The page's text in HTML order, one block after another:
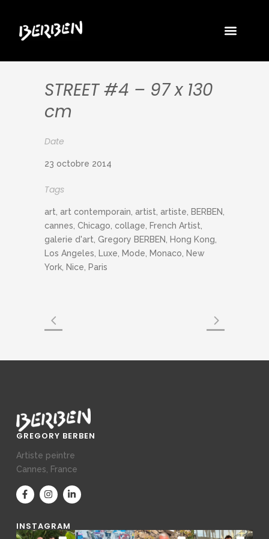
STREET #4 – 97 x 130
cm
Date
23 octobre 2014
Tags
art, art contemporain, artist, artiste, BERBEN,
cannes, Chicago, collage, French Artist,
galerie d'art, Gregory BERBEN, Hong Kong,
Los Angeles, Luxe, Mode, Monaco, New
York, Nice, Paris
GREGORY BERBEN
Artiste peintre
Cannes, France
INSTAGRAM